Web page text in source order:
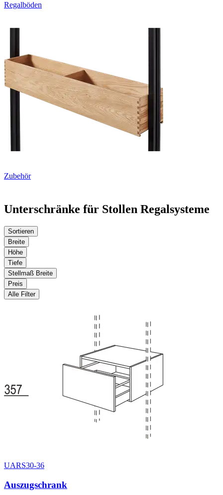
Regalböden
Zubehör
Unterschränke für Stollen Regalsysteme
Sortieren
Breite
Höhe
Tiefe
Stellmaß Breite
Preis
Alle Filter
UARS30-36
Auszugschrank